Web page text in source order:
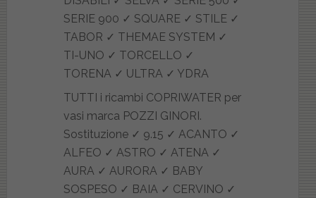
TUTTI i ricambi COPRIWATER per
vasi marca POZZI GINORI.
Sostituzione ✓ 9.15 ✓ ACANTO ✓
ALFEO ✓ ASTRO ✓ ATENA ✓
AURA ✓ AURORA ✓ BABY
SOSPESO ✓ BAIA ✓ CERVINO ✓